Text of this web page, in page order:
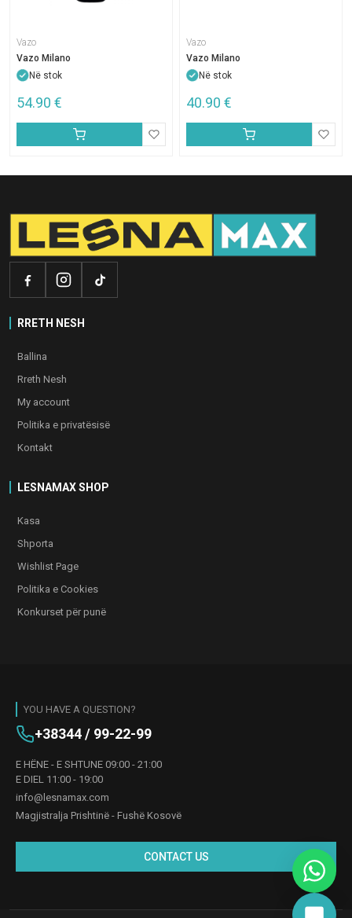
Vazo
Vazo Milano
Në stok
54.90 €
Vazo
Vazo Milano
Në stok
40.90 €
RRETH NESH
Ballina
Rreth Nesh
My account
Politika e privatësisë
Kontakt
LESNAMAX SHOP
Kasa
Shporta
Wishlist Page
Politika e Cookies
Konkurset për punë
YOU HAVE A QUESTION?
+38344 / 99-22-99
E HËNE - E SHTUNE 09:00 - 21:00
E DIEL 11:00 - 19:00
info@lesnamax.com
Magjistralja Prishtinë - Fushë Kosovë
CONTACT US